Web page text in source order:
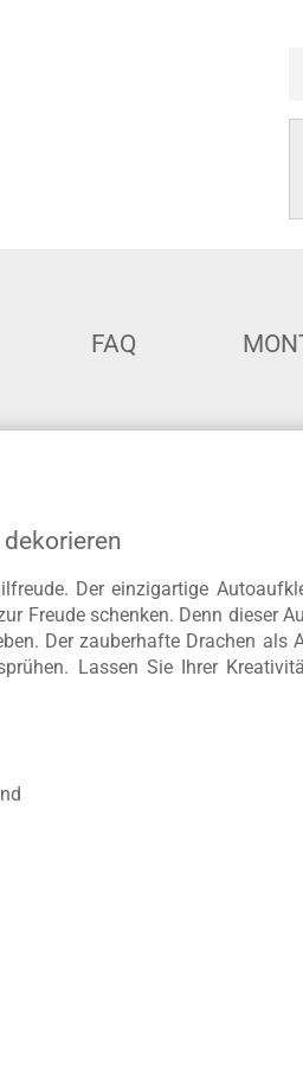
FAQ
Der einzigartige
Freude schenken. Denn dieser
Der zauberhafte Drachen
Lassen Sie Ihrer